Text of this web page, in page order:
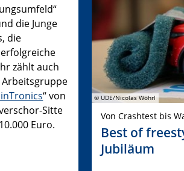
die Junge
die
zählt auch
Arbeitsgruppe
“ von
Sitte
Euro.
© UDE/Nicolas Wöhrl
Von Crashtest bis
Best of
Jubiläum